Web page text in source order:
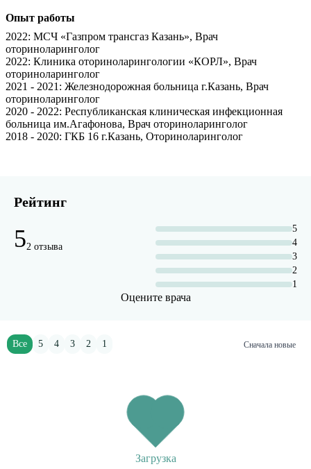
Опыт работы
2022: МСЧ «Газпром трансгаз Казань», Врач
оториноларинголог
2022: Клиника оториноларингологии «КОРЛ», Врач
оториноларинголог
2021 - 2021 : Железнодорожная больница г.Казань, Врач
оториноларинголог
2020 - 2022: Республиканская клиническая инфекционная
больница им.Агафонова, Врач оториноларинголог
2018 - 2020: ГКБ 16 г.Казань, Оториноларинголог
Рейтинг
52 отзыва
5
4
3
2
1
Оцените врача
Все 5 4 3 2 1 Сначала новые
Загрузка